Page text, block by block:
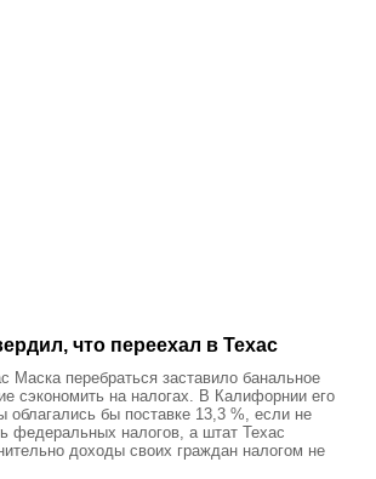
что переехал в Техас
Маска перебраться заставило банальное
сэкономить на налогах. В Калифорнии его
облагались бы поставке 13,3 %, если не
федеральных налогов, а штат Техас
доходы своих граждан налогом не